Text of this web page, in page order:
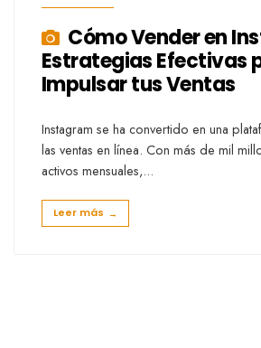
Cómo Vender en
Estrategias Efectivas
Impulsar tus Ventas
Instagram se ha convertido en una
las ventas en línea. Con más de mil
activos mensuales,...
Leer más →